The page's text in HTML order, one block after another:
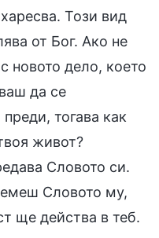
Този вид
от Бог. Ако не
дело, което
да се
тогава как
живот?
Словото си.
Словото му,
ще действа в теб.